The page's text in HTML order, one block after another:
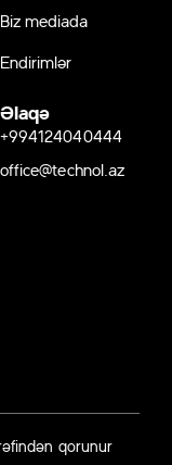
Biz mediada
Endirimlər
Əlaqə
+994124040444
office@technol.az
qorunur